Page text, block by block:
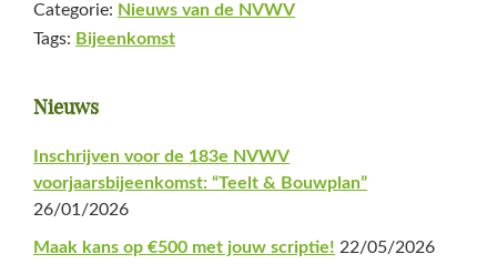
Categorie: Nieuws van de NVWV
Tags: Bijeenkomst
Primaire
Sidebar
Nieuws
Inschrijven voor de 183e NVWV
voorjaarsbijeenkomst: “Teelt & Bouwplan”
26/01/2026
Maak kans op €500 met jouw scriptie! 22/05/2026